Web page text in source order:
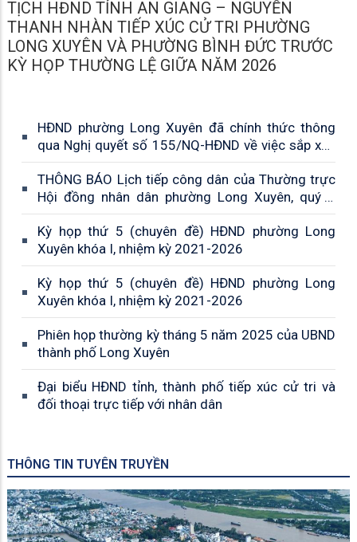
TỊCH HĐND TỈNH AN GIANG – NGUYỄN
THANH NHÀN TIẾP XÚC CỬ TRI PHƯỜNG
LONG XUYÊN VÀ PHƯỜNG BÌNH ĐỨC TRƯỚC
KỲ HỌP THƯỜNG LỆ GIỮA NĂM 2026
HĐND phường Long Xuyên đã chính thức thông
qua Nghị quyết số 155/NQ-HĐND về việc sắp xếp
lại các khóm trên địa bàn phường
THÔNG BÁO Lịch tiếp công dân của Thường trực
Hội đồng nhân dân phường Long Xuyên, quý II
năm 2026
Kỳ họp thứ 5 (chuyên đề) HĐND phường Long
Xuyên khóa I, nhiệm kỳ 2021-2026
Kỳ họp thứ 5 (chuyên đề) HĐND phường Long
Xuyên khóa I, nhiệm kỳ 2021-2026
Phiên họp thường kỳ tháng 5 năm 2025 của UBND
thành phố Long Xuyên
Đại biểu HĐND tỉnh, thành phố tiếp xúc cử tri và
đối thoại trực tiếp với nhân dân
THÔNG TIN TUYÊN TRUYỀN